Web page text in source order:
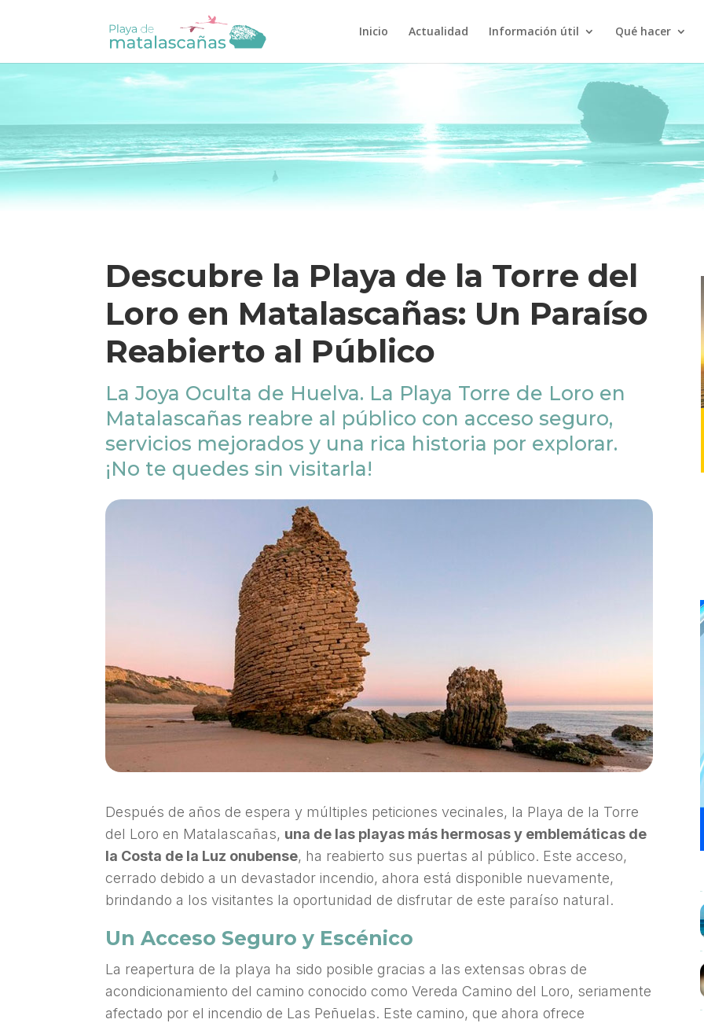
Inicio Actualidad Información útil Qué hacer
Descubre la Playa de la Torre del
Loro en Matalascañas: Un Paraíso
Reabierto al Público
La Joya Oculta de Huelva. La Playa Torre de Loro en
Matalascañas reabre al público con acceso seguro,
servicios mejorados y una rica historia por explorar.
¡No te quedes sin visitarla!
Después de años de espera y múltiples peticiones vecinales, la Playa de la Torre
del Loro en Matalascañas, una de las playas más hermosas y emblemáticas de
la Costa de la Luz onubense, ha reabierto sus puertas al público. Este acceso,
cerrado debido a un devastador incendio, ahora está disponible nuevamente,
brindando a los visitantes la oportunidad de disfrutar de este paraíso natural.
Un Acceso Seguro y Escénico
La reapertura de la playa ha sido posible gracias a las extensas obras de
acondicionamiento del camino conocido como Vereda Camino del Loro, seriamente
afectado por el incendio de Las Peñuelas. Este camino, que ahora ofrece